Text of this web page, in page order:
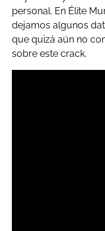
personal. En Élite
dejamos algunos
que quizá aún no
sobre este crack.